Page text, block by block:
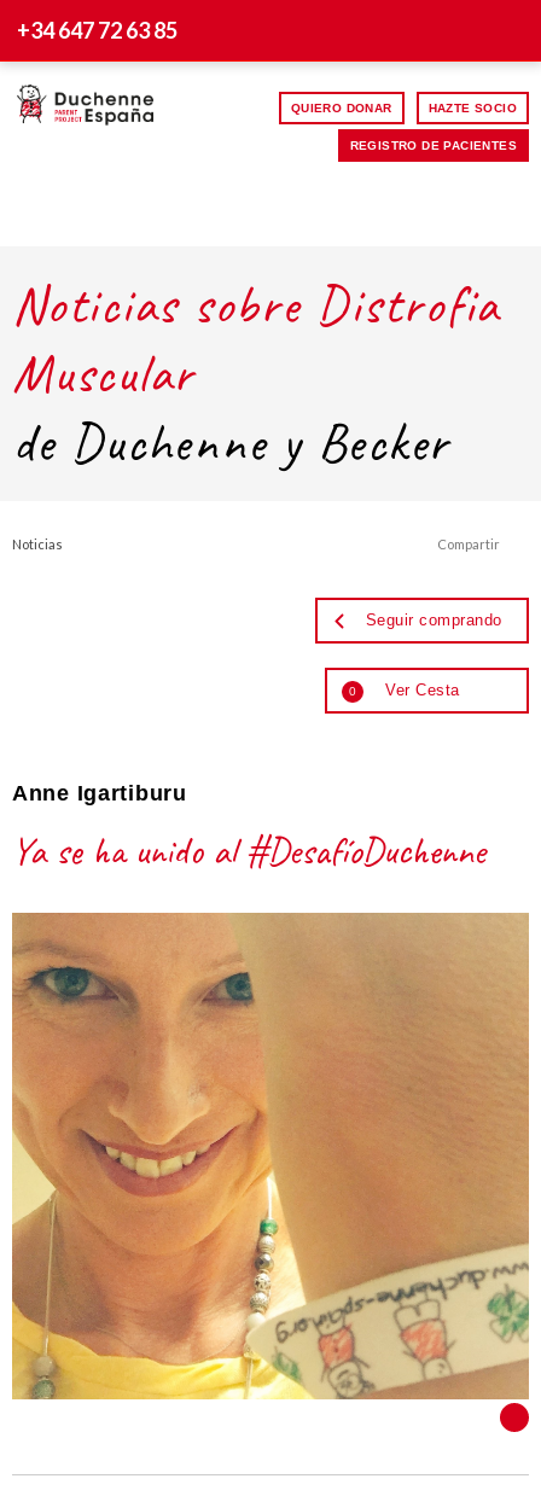
+34 647 72 63 85
QUIERO DONAR HAZTE SOCIO
REGISTRO DE PACIENTES
Noticias sobre Distrofia
Muscular
de Duchenne y Becker
Noticias
Seguir comprando
0 Ver Cesta
Compartir
Anne Igartiburu
Ya se ha unido al #DesafíoDuchenne